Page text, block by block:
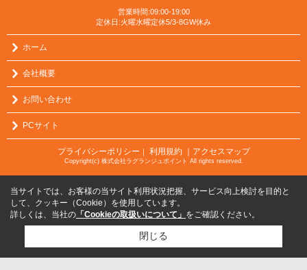
営業時間:09:00-19:00
定休日:火曜水曜定休5/3-8GW休み
ホーム
会社概要
お問い合わせ
PCサイト
プライバシーポリシー 利用規約 ｜アクセスマップ
Copyright(c) 株式会社ラグランジュポイント All rights reserved.
当サイトでは、お客様の当サイト利用状況把握、サービス向上検討を目的と
して、クッキー（Cookie）を使用しています。
詳しくは、当社の 「Cookieの取扱いについて」 をご確認ください。
閉じる